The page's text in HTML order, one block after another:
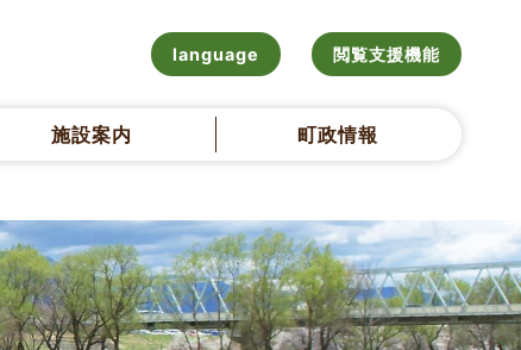
language 閲覧支援機能
施設案内 町政情報